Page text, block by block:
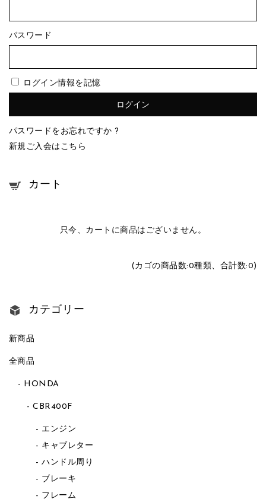
パスワード
ログイン情報を記憶
パスワードをお忘れですか ?
新規ご入会はこちら
カート
只今、カートに商品はございません。
(カゴの商品数:0種類、合計数:0)
カテゴリー
新商品
全商品
HONDA
CBR400F
エンジン
キャブレター
ハンドル周り
ブレーキ
フレーム